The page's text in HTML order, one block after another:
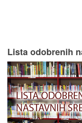
Lista odobrenih